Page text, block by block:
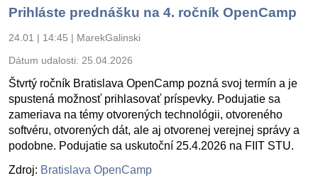
Prihláste prednášku na 4. ročník OpenCamp
24.01 | 14:45 | MarekGalinski
Dátum udalosti: 25.04.2026
Štvrtý ročník Bratislava OpenCamp pozná svoj termín a je
spustená možnosť prihlasovať príspevky. Podujatie sa
zameriava na témy otvorených technológii, otvoreného
softvéru, otvorených dát, ale aj otvorenej verejnej správy a
podobne. Podujatie sa uskutoční 25.4.2026 na FIIT STU.
Zdroj: Bratislava OpenCamp